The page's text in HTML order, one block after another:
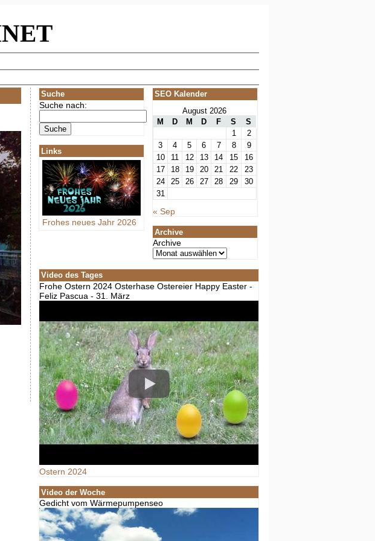
Suche
Suche nach:
Links
Frohes neues Jahr 2026
SEO Kalender
August 2026
M
D M D F S
S
1
2
3
4 5 6 7 8
9
10
11 12 13 14 15
16
17
18 19 20 21 22
23
24
25 26 27 28 29
30
31
« Sep
Archive
Archive
Video des Tages
Frohe Ostern 2024 Osterhase Ostereier Happy Easter -
Feliz Pascua - 31. März
Ostern 2024
Video der Woche
Gedicht vom Wärmepumpenseo